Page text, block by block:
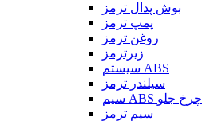
بوش پدال ترمز
پمپ ترمز
روغن ترمز
زیرترمز
سیستم ABS
سیلندر ترمز
سیم ABS چرخ جلو
سیم ترمز